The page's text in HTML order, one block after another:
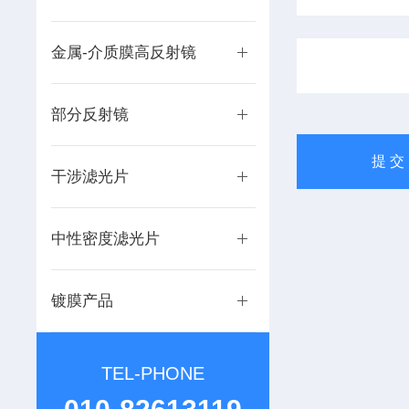
金属-介质膜高反射镜
部分反射镜
干涉滤光片
中性密度滤光片
镀膜产品
TEL-PHONE